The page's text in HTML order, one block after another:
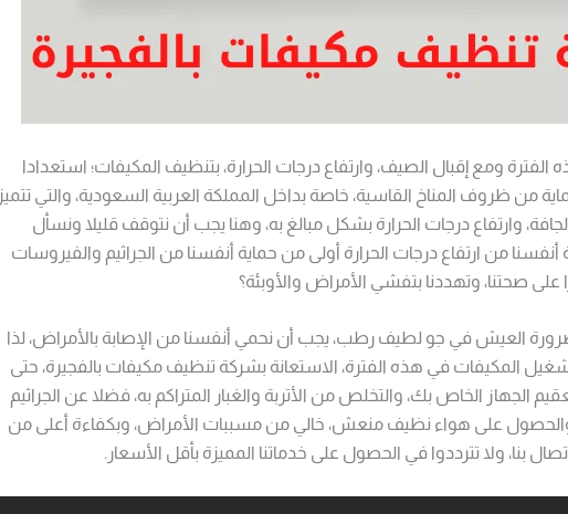
الفترة ومع إقبال الصيف، وارتفاع درجات الحرارة، بتنظيف المكيفات؛ استعدادا
من ظروف المناخ القاسية، خاصة بداخل المملكة العربية السعودية، والتي تتميز
وارتفاع درجات الحرارة بشكل مبالغ به، وهنا يجب أن نتوقف قليلا ونسأل
من ارتفاع درجات الحرارة أولى من حماية أنفسنا من الجراثيم والفيروسات
على صحتنا، وتهددنا بتفشي الأمراض والأوبئة؟
العيش في جو لطيف رطب، يجب أن نحمي أنفسنا من الإصابة بالأمراض، لذا
المكيفات في هذه الفترة، الاستعانة بشركة تنظيف مكيفات بالفجيرة، حتى
الجهاز الخاص بك، والتخلص من الأتربة والغبار المتراكم به، فضلا عن الجراثيم
والحصول على هواء نظيف منعش، خالي من مسببات الأمراض، وبكفاءة أعلى من
بنا، ولا تترددوا في الحصول على خدماتنا المميزة بأقل الأسعار.